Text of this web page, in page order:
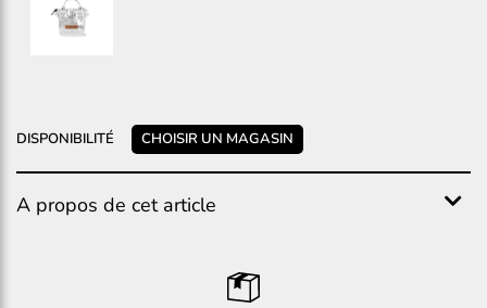
DISPONIBILITÉ CHOISIR UN MAGASIN
A propos de cet article